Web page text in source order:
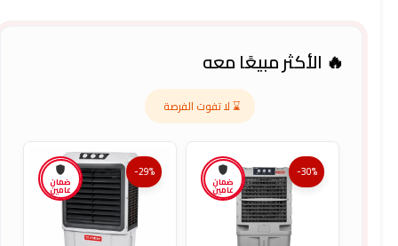
🔥 الأكثر مبيعًا معه
⌛ لا تفوت الفرصة
ضمان
عامين
-30%
ضمان
عامين
-29%